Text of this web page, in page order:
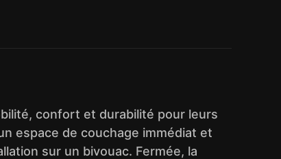
confort et durabilité pour leurs
espace de couchage immédiat et
sur un bivouac. Fermée, la